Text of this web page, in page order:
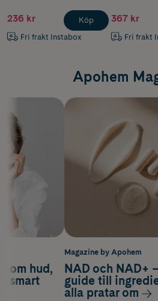
236 kr
Fri frakt Instabox
Köp 367 kr
Fri frakt
Apohem
om hud,
smart
Magazine by Apohem
NAD och NAD+
guide till
alla pratar om